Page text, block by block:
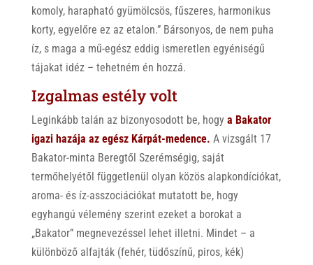
komoly, harapható gyümölcsös, fűszeres, harmonikus
korty, egyelőre ez az etalon.” Bársonyos, de nem puha
íz, s maga a mű-egész eddig ismeretlen egyéniségű
tájakat idéz – tehetném én hozzá.
Izgalmas estély volt
Leginkább talán az bizonyosodott be, hogy a Bakator
igazi hazája az egész Kárpát-medence. A vizsgált 17
Bakator-minta Beregtől Szerémségig, saját
termőhelyétől függetlenül olyan közös alapkondíciókat,
aroma- és íz-asszociációkat mutatott be, hogy
egyhangú vélemény szerint ezeket a borokat a
„Bakator” megnevezéssel lehet illetni. Mindet – a
különböző alfajták (fehér, tüdőszínű, piros, kék)